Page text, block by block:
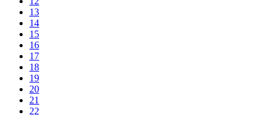
13
14
15
16
17
18
19
20
21
22